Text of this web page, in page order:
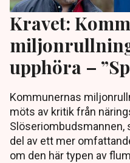
Kravet:
upphöra –
Kommunernas
möts av kritik från
Slöseriombudsmannen,
del av ett mer
om den här typen av